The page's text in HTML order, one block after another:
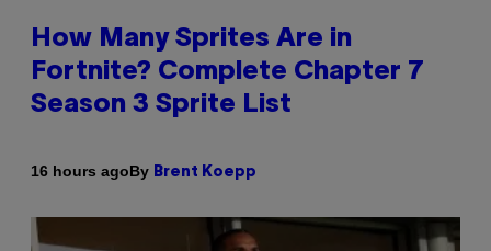
How Many Sprites Are in
Fortnite? Complete Chapter 7
Season 3 Sprite List
16 hours agoBy Brent Koepp